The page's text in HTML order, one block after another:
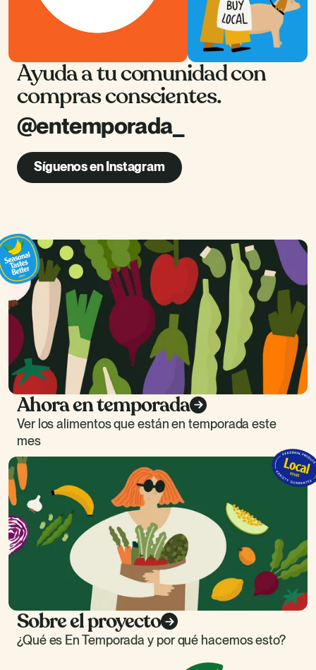
Ayuda a tu comunidad con
compras conscientes.
@entemporada_
Síguenos en Instagram
Ahora en temporada
Ver los alimentos que están en temporada este
mes
Sobre el proyecto
¿Qué es En Temporada y por qué hacemos esto?